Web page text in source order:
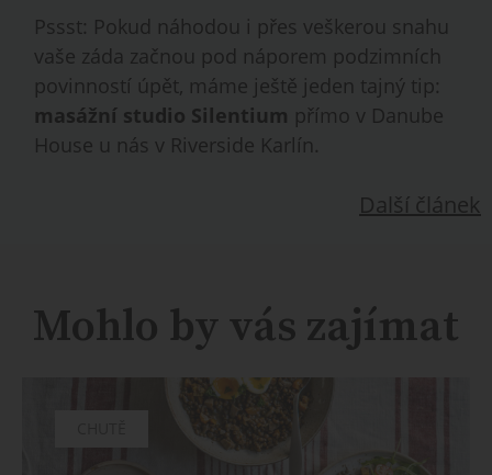
Pssst: Pokud náhodou i přes veškerou snahu
vaše záda začnou pod náporem podzimních
povinností úpět, máme ještě jeden tajný tip:
masážní studio Silentium přímo v Danube
House u nás v Riverside Karlín.
Další článek
Mohlo by vás zajímat